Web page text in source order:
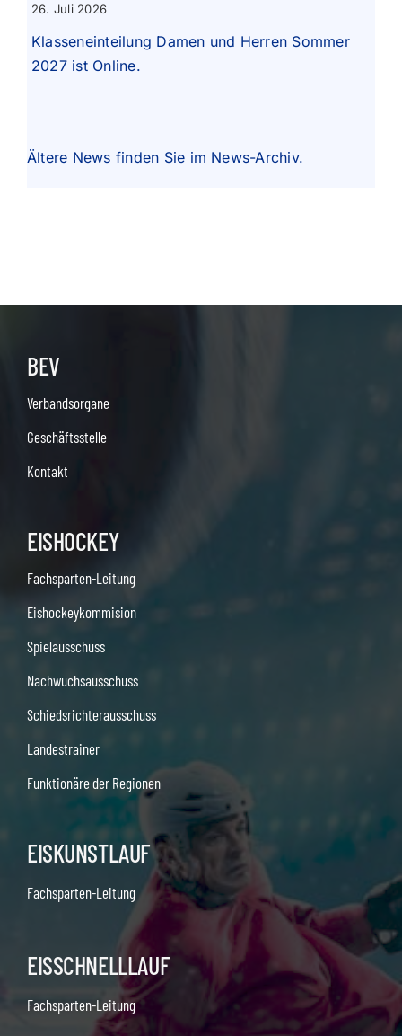
26. Juli 2026
Klasseneinteilung Damen und Herren Sommer
2027 ist Online.
Ältere News finden Sie im News-Archiv.
BEV
Verbandsorgane
Geschäftsstelle
Kontakt
EISHOCKEY
Fachsparten-Leitung
Eishockeykommision
Spielausschuss
Nachwuchsausschuss
Schiedsrichterausschuss
Landestrainer
Funktionäre der Regionen
EISKUNSTLAUF
Fachsparten-Leitung
EISSCHNELLLAUF
Fachsparten-Leitung